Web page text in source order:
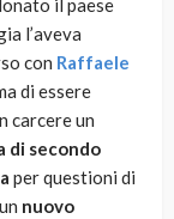
il paese
l’aveva
con Raffaele
di essere
carcere un
di secondo
per questioni di
nuovo